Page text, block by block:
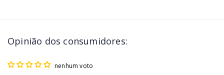
Opinião dos consumidores:
nenhum voto